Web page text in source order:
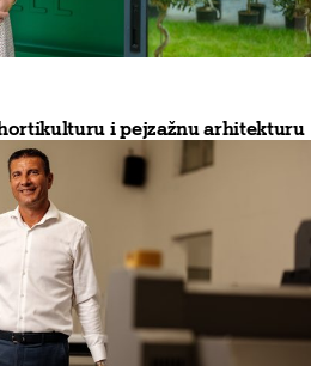
i pejzažnu arhitekturu